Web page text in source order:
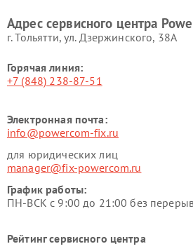
Адрес сервисного центра
г. Тольятти, ул. Дзержинского, 38А
Горячая линия:
+7 (848) 238-87-51
Электронная почта:
info@powercom-fix.ru
для юридических лиц
manager@fix-powercom.ru
График работы:
ПН-ВСК с 9:00 до 21:00 без
Рейтинг сервисного центра